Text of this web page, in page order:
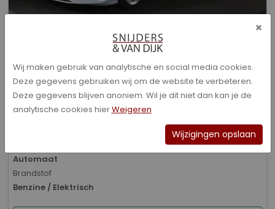
Audi A3 - Sportback 40 TFSI e Advanced edition
Bouwjaar
01-2026
Kilometerstand
Automaat
Brandstof
Benzine / Elektrisch
×
Wij maken gebruik van analytische en social media cookies.
Deze gegevens gebruiken wij om de website te verbeteren.
Deze gegevens blijven anoniem. Wil je dit niet dan kan je de
analytische cookies hierWeigeren
Wijzigingen opslaan